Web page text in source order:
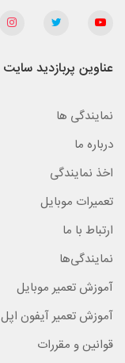
عناوین پربازدید سایت
نمایندگی ها
درباره ما
اخذ نمایندگی
تعمیرات موبایل
ارتباط با ما
نمایندگی‌ها
آموزش تعمیر موبایل
آموزش تعمیر آیفون اپل
قوانین و مقررات